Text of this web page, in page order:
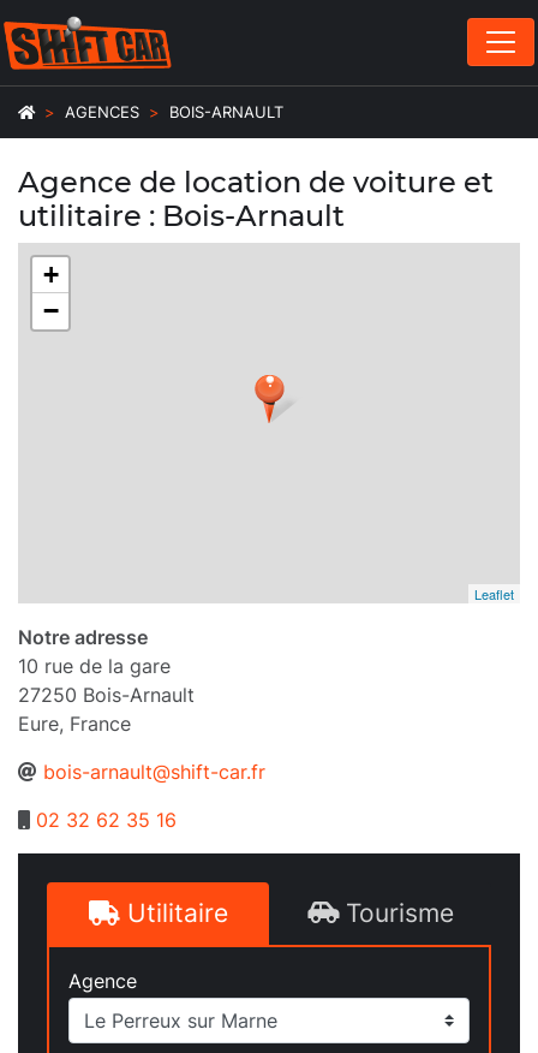
AGENCES BOIS-ARNAULT
Agence de location de voiture et
utilitaire : Bois-Arnault
+
−
Leaflet
Notre adresse
10 rue de la gare
27250 Bois-Arnault
Eure, France
bois-arnault@shift-car.fr
02 32 62 35 16
Utilitaire Tourisme
Agence